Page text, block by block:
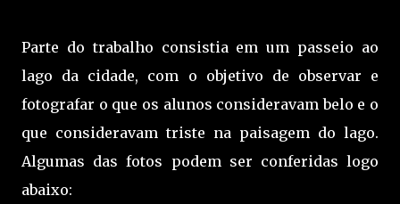
Parte do trabalho consistia em um passeio ao
lago da cidade, com o objetivo de observar e
fotografar o que os alunos consideravam belo e o
que consideravam triste na paisagem do lago.
Algumas das fotos podem ser conferidas logo
abaixo: